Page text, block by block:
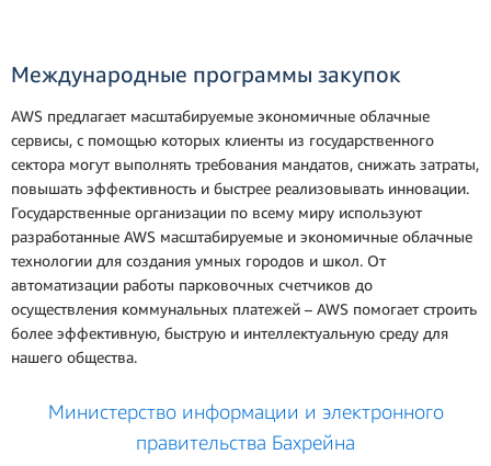
Международные программы закупок
AWS предлагает масштабируемые экономичные облачные
сервисы, с помощью которых клиенты из государственного
сектора могут выполнять требования мандатов, снижать затраты,
повышать эффективность и быстрее реализовывать инновации.
Государственные организации по всему миру используют
разработанные AWS масштабируемые и экономичные облачные
технологии для создания умных городов и школ. От
автоматизации работы парковочных счетчиков до
осуществления коммунальных платежей – AWS помогает строить
более эффективную, быструю и интеллектуальную среду для
нашего общества.
Министерство информации и электронного
правительства Бахрейна